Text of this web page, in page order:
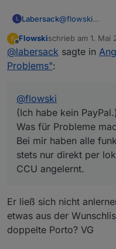
L Labersack@flowski
Was für
Bei mir haben
F
Offline
Flowskischrieb am 1. Mai
zuletzt editiert von
@labersack sagte in
Problems":
@flowski
(Ich habe kein PayPal.)
Was für Probleme
Bei mir haben alle
stets nur direkt per
CCU angelernt.
Er ließ sich nicht
etwas aus der
doppelte Porto? VG